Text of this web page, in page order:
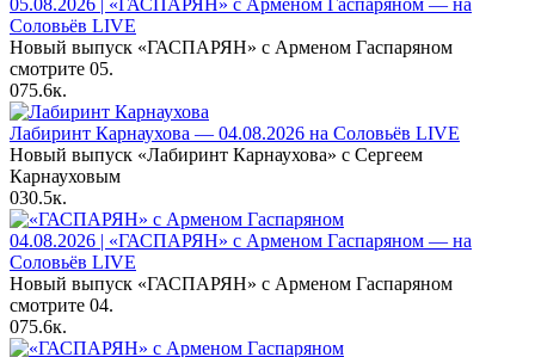
Соловьёв LIVE
Новый выпуск «ГАСПАРЯН» с Арменом Гаспаряном
смотрите 05.
075.6к.
Лабиринт Карнаухова — 04.08.2026 на Соловьёв LIVE
Новый выпуск «Лабиринт Карнаухова» с Сергеем
Карнауховым
030.5к.
04.08.2026 | «ГАСПАРЯН» с Арменом Гаспаряном — на
Соловьёв LIVE
Новый выпуск «ГАСПАРЯН» с Арменом Гаспаряном
смотрите 04.
075.6к.